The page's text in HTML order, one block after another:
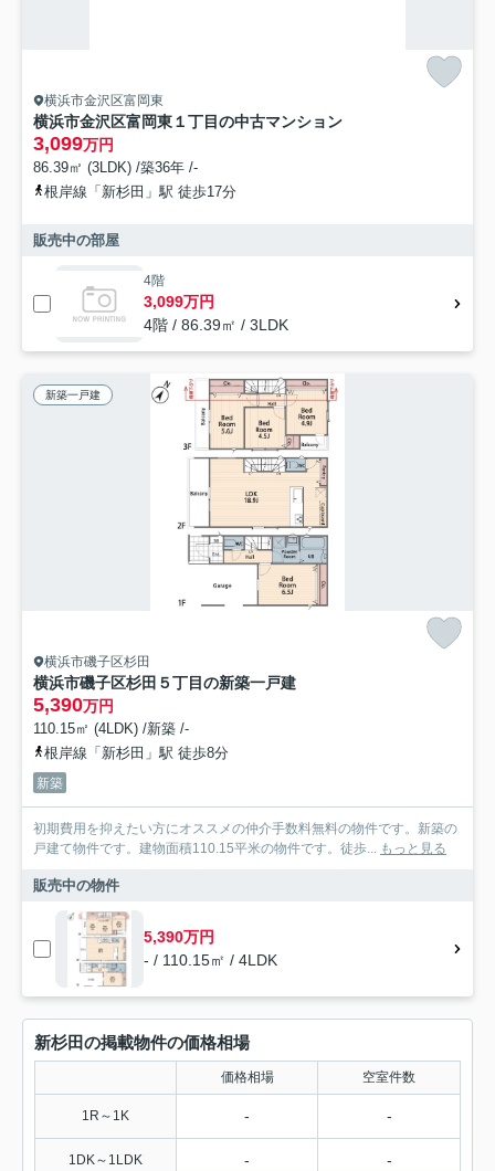
横浜市金沢区富岡東
横浜市金沢区富岡東１丁目の中古マンション
3,099万円
86.39㎡ (3LDK) /築36年 /-
根岸線「新杉田」駅 徒歩17分
販売中の部屋
4階
3,099万円
4階 / 86.39㎡ / 3LDK
新築一戸建
横浜市磯子区杉田
横浜市磯子区杉田５丁目の新築一戸建
5,390万円
110.15㎡ (4LDK) /新築 /-
根岸線「新杉田」駅 徒歩8分
新築
初期費用を抑えたい方にオススメの仲介手数料無料の物件です。新築の
戸建て物件です。建物面積110.15平米の物件です。徒歩... もっと見る
販売中の物件
5,390万円
- / 110.15㎡ / 4LDK
新杉田の掲載物件の価格相場
価格相場 空室件数
1R～1K - -
1DK～1LDK - -